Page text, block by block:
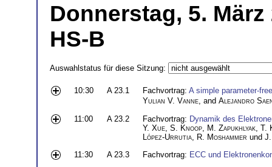
Donnerstag, 5. März
HS-B
Auswahlstatus für diese Sitzung:
10:30 A 23.1 Fachvortrag: A simple parameter-
Yulian V. Vanne, and Alejandro
11:00
A 23.2 Fachvortrag: Dynamik des
Y. Xue S. Knoop M. Zapukhlyak T.
López-Urrutia R. Moshammer und
11:30
A 23.3 Fachvortrag: ECC und